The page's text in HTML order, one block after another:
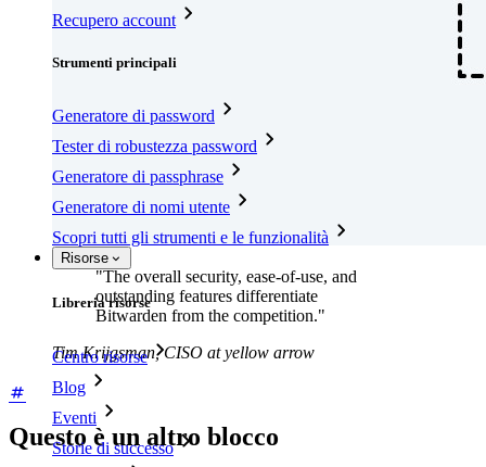
Recupero account
Strumenti principali
Generatore di password
Tester di robustezza password
Generatore di passphrase
Generatore di nomi utente
Scopri tutti gli strumenti e le funzionalità
Risorse
Libreria risorse
Centro risorse
Blog
Eventi
Storie di successo
"The overall security, ease-of-use, and
outstanding features differentiate
Bitwarden from the competition."
Tim Krijgsman, CISO at yellow arrow
Questo è un altro blocco